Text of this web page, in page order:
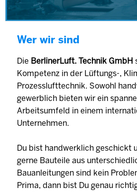
Wer wir sind
Die BerlinerLuft. Technik GmbH
Kompetenz in der Lüftungs-,
Prozesslufttechnik. Sowohl
gewerblich bieten wir ein
Arbeitsumfeld in einem
Unternehmen.
Du bist handwerklich geschickt
gerne Bauteile aus
Bauanleitungen sind kein
Prima, dann bist Du genau